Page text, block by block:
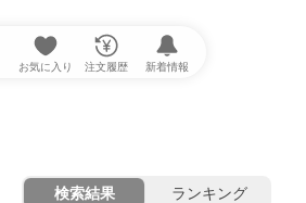
お気に入り 注文履歴 新着情報
検索結果 ランキング